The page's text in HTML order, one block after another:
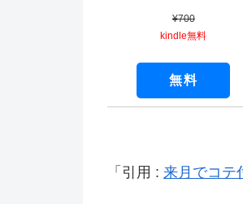
¥700
kindle無料
無料
引用 : 来月でコテ